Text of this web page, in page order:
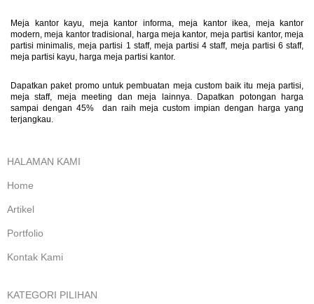
Meja kantor kayu, meja kantor informa, meja kantor ikea, meja kantor
modern, meja kantor tradisional, harga meja kantor, meja partisi kantor, meja
partisi minimalis, meja partisi 1 staff, meja partisi 4 staff, meja partisi 6 staff,
meja partisi kayu, harga meja partisi kantor.
Dapatkan paket promo untuk pembuatan meja custom baik itu meja partisi,
meja staff, meja meeting dan meja lainnya. Dapatkan potongan harga
sampai dengan 45% dan raih meja custom impian dengan harga yang
terjangkau.
HALAMAN KAMI
Home
Artikel
Portfolio
Kontak Kami
KATEGORI PILIHAN